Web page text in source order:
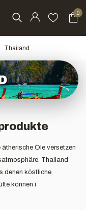
0
Thailand
Öle versetzen
Thailand
denen köstliche
können i